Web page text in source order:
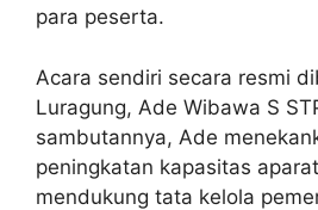
para peserta.
Acara sendiri secara resmi
Luragung, Ade Wibawa S
sambutannya, Ade
peningkatan kapasitas
mendukung tata kelola